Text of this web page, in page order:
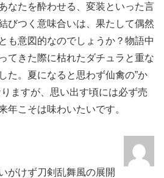
なたを酔わせる、変装といった言
びつく意味合いは、果たして偶然
も意図的なのでしょうか？物語中
てきた際に枯れたダチュラと重な
た。夏になると思わず仙禽の”か
ますが、思い出す頃には必ず売
年こそは味わいたいです。
がけず刀剣乱舞風の展開